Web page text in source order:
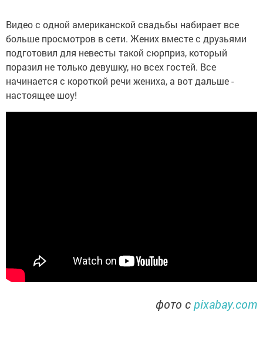
Видео с одной американской свадьбы набирает все
больше просмотров в сети. Жених вместе с друзьями
подготовил для невесты такой сюрприз, который
поразил не только девушку, но всех гостей. Все
начинается с короткой речи жениха, а вот дальше -
настоящее шоу!
фото сpixabay.com